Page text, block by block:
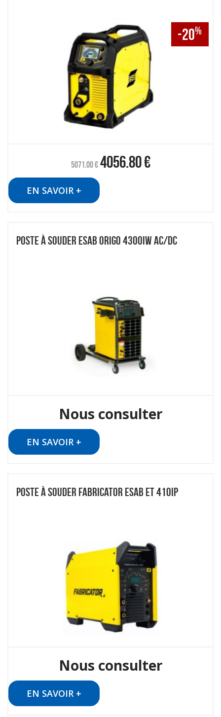
-20%
5071.00€ 4056.80€
EN SAVOIR +
POSTE À SOUDER ESAB ORIGO 4300IW AC/DC
Nous consulter
EN SAVOIR +
POSTE À SOUDER FABRICATOR ESAB ET 410IP
Nous consulter
EN SAVOIR +